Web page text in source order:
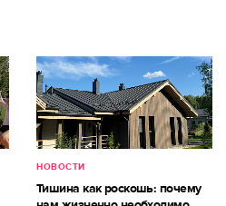
НОВОСТИ
Тишина как роскошь: почему